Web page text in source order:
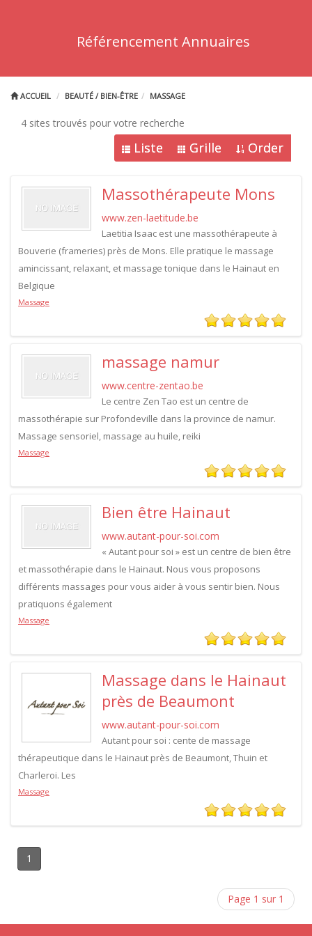
Référencement Annuaires
ACCUEIL BEAUTÉ / BIEN-ÊTRE MASSAGE
4 sites trouvés pour votre recherche
Liste Grille Order
Massothérapeute Mons
www.zen-laetitude.be
Laetitia Isaac est une massothérapeute à
Bouverie (frameries) près de Mons. Elle pratique le massage
amincissant, relaxant, et massage tonique dans le Hainaut en
Belgique
Massage
massage namur
www.centre-zentao.be
Le centre Zen Tao est un centre de
massothérapie sur Profondeville dans la province de namur.
Massage sensoriel, massage au huile, reiki
Massage
Bien être Hainaut
www.autant-pour-soi.com
« Autant pour soi » est un centre de bien être
et massothérapie dans le Hainaut. Nous vous proposons
différents massages pour vous aider à vous sentir bien. Nous
pratiquons également
Massage
Massage dans le Hainaut
près de Beaumont
www.autant-pour-soi.com
Autant pour soi : cente de massage
thérapeutique dans le Hainaut près de Beaumont, Thuin et
Charleroi. Les
Massage
1
Page 1 sur 1